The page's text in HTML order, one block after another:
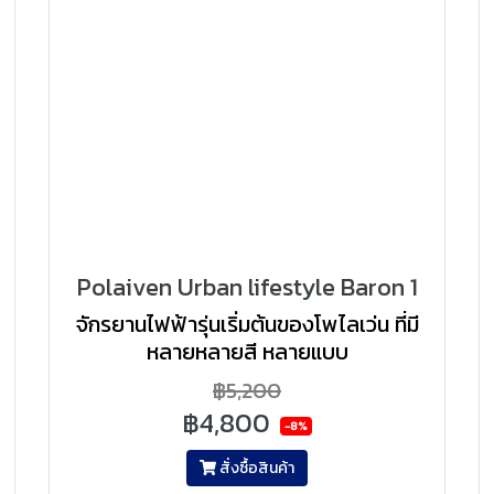
Polaiven Urban lifestyle Baron 1
จักรยานไฟฟ้ารุ่นเริ่มต้นของโพไลเว่น ที่มี
หลายหลายสี หลายแบบ
฿5,200
฿4,800 -8%
สั่งซื้อสินค้า